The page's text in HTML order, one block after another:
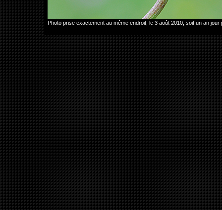
Photo prise exactement au même endroit, le 3 août 2010, soit un an